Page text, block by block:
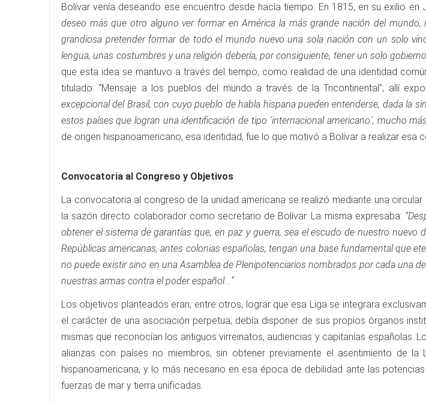
Bolívar venía deseando ese encuentro desde hacía tiempo. En 1815, en su exilio
deseo más que otro alguno ver formar en América la más grande nación del
grandiosa pretender formar de todo el mundo nuevo una sola nación con un solo
lengua, unas costumbres y una religión debería, por consiguiente, tener un solo
que esta idea se mantuvo a través del tiempo, como realidad de una identidad
titulado: “Mensaje a los pueblos del mundo a través de la Tricontinental”; allí
excepcional del Brasil, con cuyo pueblo de habla hispana pueden entenderse, dada la
estos países que logran una identificación de tipo ´internacional americano´, mucho
de origen hispanoamericano, esa identidad, fue lo que motivó a Bolívar a realizar esa
Convocatoria al Congreso y Objetivos
La convocatoria al congreso de la unidad americana se realizó mediante una
la sazón directo colaborador como secretario de Bolívar. La misma expresaba:
obtener el sistema de garantías que, en paz y guerra, sea el escudo de nuestro
Repúblicas americanas, antes colonias españolas, tengan una base fundamental que
no puede existir sino en una Asamblea de Plenipotenciarios nombrados por cada una
nuestras armas contra el poder español...”
Los objetivos planteados eran, entre otros, lograr que esa Liga se integrara
el carácter de una asociación perpetua; debía disponer de sus propios órganos
mismas que reconocían los antiguos virreinatos, audiencias y capitanías
alianzas con países no miembros, sin obtener previamente el asentimiento de
hispanoamericana, y lo más necesario en esa época de debilidad ante las
fuerzas de mar y tierra unificadas.